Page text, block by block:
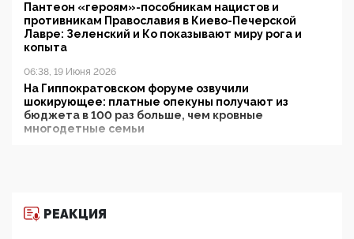
Пантеон «героям»-пособникам нацистов и
противникам Православия в Киево-Печерской
Лавре: Зеленский и Ко показывают миру рога и
копыта
06:38, 19 Июня 2026
На Гиппократовском форуме озвучили
шокирующее: платные опекуны получают из
бюджета в 100 раз больше, чем кровные
многодетные семьи
11:53, 09 Июня 2026
РЕАКЦИЯ